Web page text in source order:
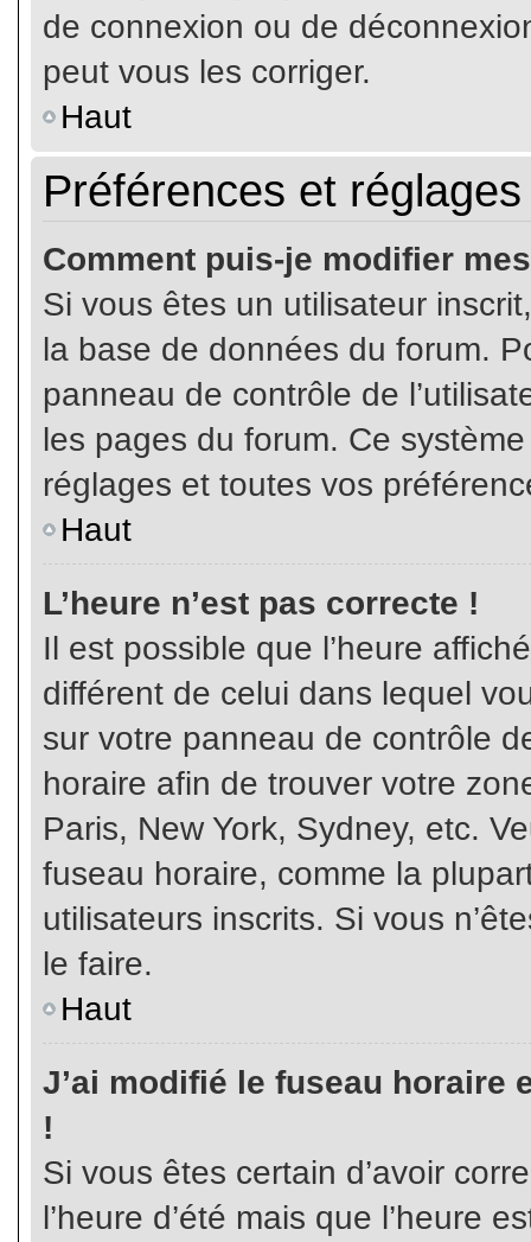
de connexion ou de
peut vous les corriger.
Haut
Préférences et
Comment puis-je modifier
Si vous êtes un utilisateur
la base de données du forum.
panneau de contrôle de
les pages du forum. Ce
réglages et toutes vos
Haut
L’heure n’est pas correcte !
Il est possible que l’heure
différent de celui dans lequel
sur votre panneau de contrôle
horaire afin de trouver votre
Paris, New York, Sydney, etc.
fuseau horaire, comme la
utilisateurs inscrits. Si vous
le faire.
Haut
J’ai modifié le fuseau horaire
!
Si vous êtes certain d’avoir
l’heure d’été mais que l’heure